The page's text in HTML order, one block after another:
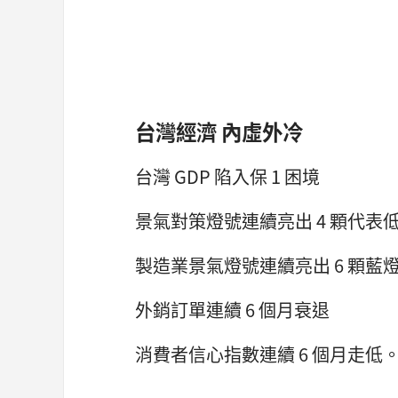
台灣經濟 內虛外冷
台灣 GDP 陷入保 1 困境
景氣對策燈號連續亮出 4 顆代表
製造業景氣燈號連續亮出 6 顆藍
外銷訂單連續 6 個月衰退
消費者信心指數連續 6 個月走低。